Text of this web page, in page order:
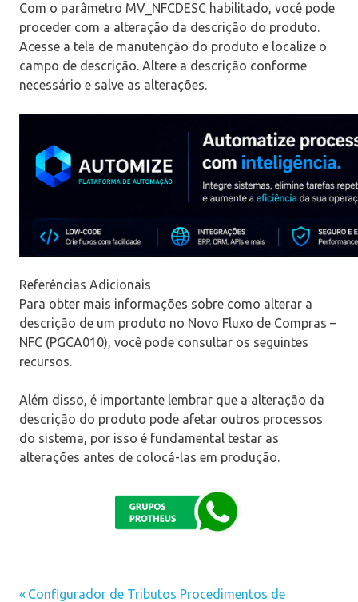
Com o parâmetro MV_NFCDESC habilitado, você pode
proceder com a alteração da descrição do produto.
Acesse a tela de manutenção do produto e localize o
campo de descrição. Altere a descrição conforme
necessário e salve as alterações.
Referências Adicionais
Para obter mais informações sobre como alterar a
descrição de um produto no Novo Fluxo de Compras –
NFC (PGCA010), você pode consultar os seguintes
recursos.
Além disso, é importante lembrar que a alteração da
descrição do produto pode afetar outros processos
do sistema, por isso é fundamental testar as
alterações antes de colocá-las em produção.
Previous
Configurador de Tributos Procedimentos de